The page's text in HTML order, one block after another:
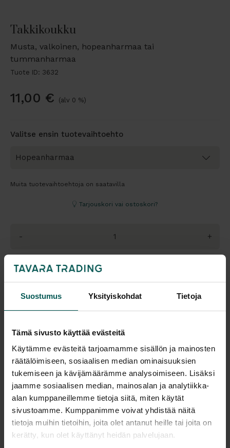
Suostumus Yksityiskohdat Tietoja
Tämä sivusto käyttää evästeitä
Käytämme evästeitä tarjoamamme sisällön ja mainosten
räätälöimiseen, sosiaalisen median ominaisuuksien
tukemiseen ja kävijämäärämme analysoimiseen. Lisäksi
jaamme sosiaalisen median, mainosalan ja analytiikka-
alan kumppaneillemme tietoja siitä, miten käytät
sivustoamme. Kumppanimme voivat yhdistää näitä
tietoja muihin tietoihin, joita olet antanut heille tai joita on
kerätty, kun olet käyttänyt heidän palvelujaan.
Takkikoukku
Musta, valkoinen, hopeanharmaa tai
tummanharmaa
Tuote ID: 3632
11,00 € (alv 0 %)
Valitse ensin tuotevaihtoehto
Muita tuotevaihtoehtoja on saatavilla
Tarjouskori vai ostoskori?
- +
Pyydä tarjous
Vantaa: Tilaustuote
Toimitusaika: 4-6 vko
koko Suomeen.
Tuotekuvaus